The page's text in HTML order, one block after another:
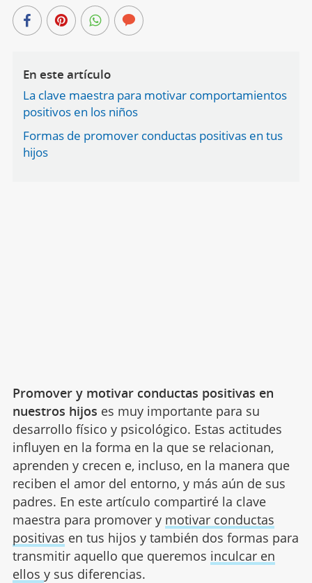
En este artículo
La clave maestra para motivar comportamientos
positivos en los niños
Formas de promover conductas positivas en tus
hijos
Promover y motivar conductas positivas en
nuestros hijos es muy importante para su
desarrollo físico y psicológico. Estas actitudes
influyen en la forma en la que se relacionan,
aprenden y crecen e, incluso, en la manera que
reciben el amor del entorno, y más aún de sus
padres. En este artículo compartiré la clave
maestra para promover y motivar conductas
positivas en tus hijos y también dos formas para
transmitir aquello que queremos inculcar en
ellos y sus diferencias.